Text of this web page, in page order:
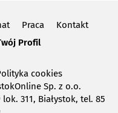
Praca
Kontakt
Profil
cookies
Sp. z o.o.
311, Białystok, tel. 85